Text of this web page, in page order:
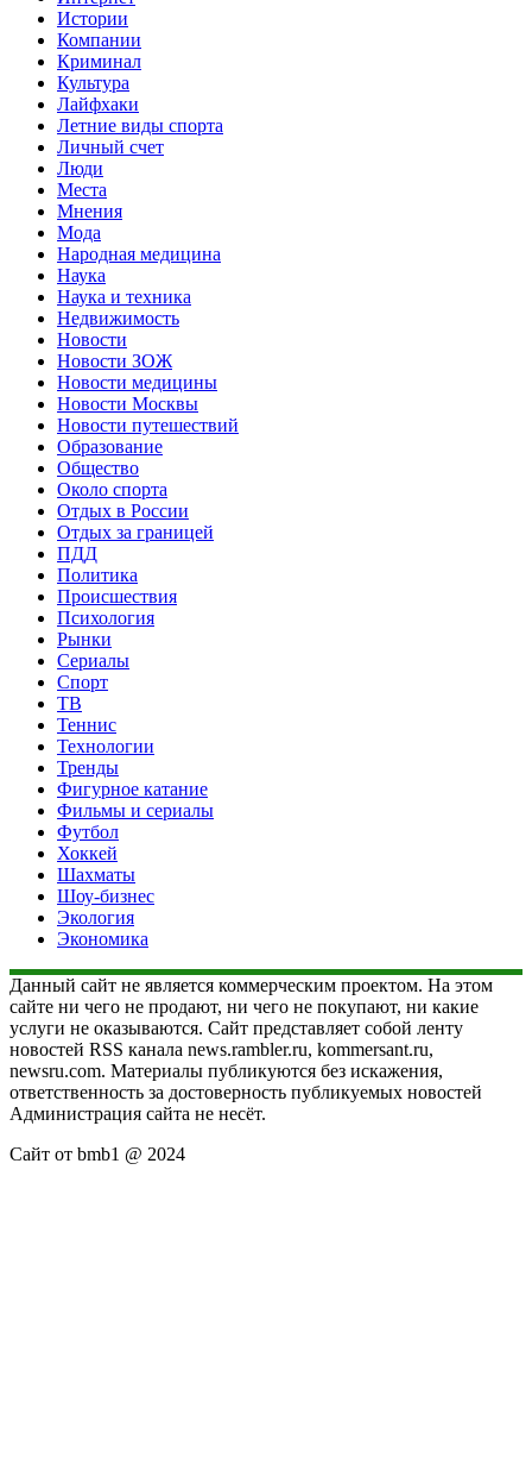
Истории
Компании
Криминал
Культура
Лайфхаки
Летние виды спорта
Личный счет
Люди
Места
Мнения
Мода
Народная медицина
Наука
Наука и техника
Недвижимость
Новости
Новости ЗОЖ
Новости медицины
Новости Москвы
Новости путешествий
Образование
Общество
Около спорта
Отдых в России
Отдых за границей
ПДД
Политика
Происшествия
Психология
Рынки
Сериалы
Спорт
ТВ
Теннис
Технологии
Тренды
Фигурное катание
Фильмы и сериалы
Футбол
Хоккей
Шахматы
Шоу-бизнес
Экология
Экономика
Данный сайт не является коммерческим проектом. На этом
сайте ни чего не продают, ни чего не покупают, ни какие
услуги не оказываются. Сайт представляет собой ленту
новостей RSS канала news.rambler.ru, kommersant.ru,
newsru.com. Материалы публикуются без искажения,
ответственность за достоверность публикуемых новостей
Администрация сайта не несёт.
Сайт от bmb1 @ 2024